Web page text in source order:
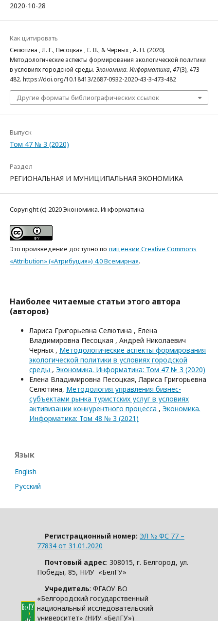
2020-10-28
Как цитировать
Селютина , Л. Г., Песоцкая , Е. В., & Черных , А. Н. (2020).
Методологические аспекты формирования экологической политики
в условиях городской среды. Экономика. Информатика,47(3), 473-
482. https://doi.org/10.18413/2687-0932-2020-43-3-473-482
Другие форматы библиографических ссылок
Выпуск
Том 47 № 3 (2020)
Раздел
РЕГИОНАЛЬНАЯ И МУНИЦИПАЛЬНАЯ ЭКОНОМИКА
Copyright (c) 2020 Экономика. Информатика
Это произведение доступно по лицензии Creative Commons
«Attribution» («Атрибуция») 4.0 Всемирная.
Наиболее читаемые статьи этого автора
(авторов)
Лариса Григорьевна Селютина , Елена
Владимировна Песоцкая , Андрей Николаевич
Черных , Методологические аспекты формирования
экологической политики в условиях городской
среды , Экономика. Информатика: Том 47 № 3 (2020)
Елена Владимировна Песоцкая, Лариса Григорьевна
Селютина, Методология управления бизнес-
субъектами рынка туристских услуг в условиях
активизации конкурентного процесса , Экономика.
Информатика: Том 48 № 3 (2021)
Язык
English
Русский
Регистрационный номер: ЭЛ № ФС 77 –
77834 от 31.01.2020
Почтовый адрес: 308015, г. Белгород, ул.
Победы, 85, НИУ «БелГУ»
Учредитель: ФГАОУ ВО
«Белгородский государственный
национальный исследовательский
университет» (НИУ «БелГУ»)